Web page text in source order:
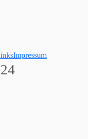
Impressum